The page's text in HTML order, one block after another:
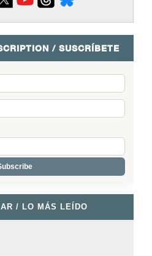
/ SUSCRÍBETE
/ LO MÁS LEÍDO